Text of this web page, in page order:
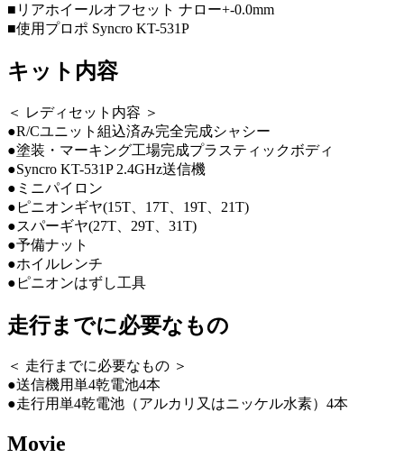
■リアホイールオフセット ナロー+-0.0mm
■使用プロポ Syncro KT-531P
キット内容
＜ レディセット内容 ＞
●R/Cユニット組込済み完全完成シャシー
●塗装・マーキング工場完成プラスティックボディ
●Syncro KT-531P 2.4GHz送信機
●ミニパイロン
●ピニオンギヤ(15T、17T、19T、21T)
●スパーギヤ(27T、29T、31T)
●予備ナット
●ホイルレンチ
●ピニオンはずし工具
走行までに必要なもの
＜ 走行までに必要なもの ＞
●送信機用単4乾電池4本
●走行用単4乾電池（アルカリ又はニッケル水素）4本
Movie